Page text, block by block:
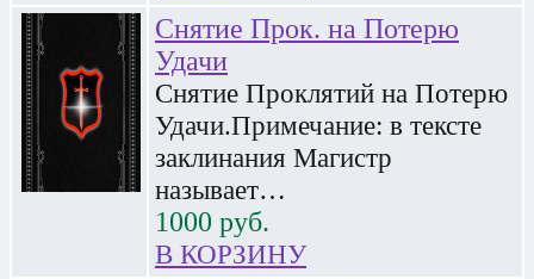
Снятие Прок. на Потерю
Удачи
Снятие Проклятий на Потерю
Удачи.Примечание: в тексте
заклинания Магистр
называет…
1000 руб.
В КОРЗИНУ